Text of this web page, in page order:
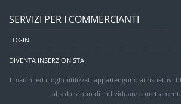
SERVIZI PER I COMMERCIANTI
LOGIN
DIVENTA INSERZIONISTA
I marchi ed i loghi utilizzati appartengono ai rispettivi
al solo scopo di individuare